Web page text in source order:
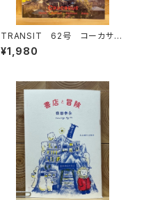
TRANSIT 62号 コーカサス
が呼んでいる！
¥1,980